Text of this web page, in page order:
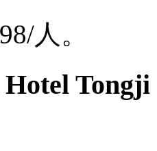
人。